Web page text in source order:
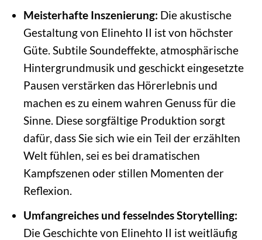
Meisterhafte Inszenierung: Die akustische
Gestaltung von Elinehto II ist von höchster
Güte. Subtile Soundeffekte, atmosphärische
Hintergrundmusik und geschickt eingesetzte
Pausen verstärken das Hörerlebnis und
machen es zu einem wahren Genuss für die
Sinne. Diese sorgfältige Produktion sorgt
dafür, dass Sie sich wie ein Teil der erzählten
Welt fühlen, sei es bei dramatischen
Kampfszenen oder stillen Momenten der
Reflexion.
Umfangreiches und fesselndes Storytelling:
Die Geschichte von Elinehto II ist weitläufig